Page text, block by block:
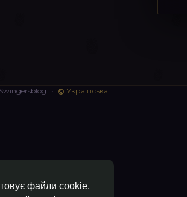
файли cookie,
• Українська